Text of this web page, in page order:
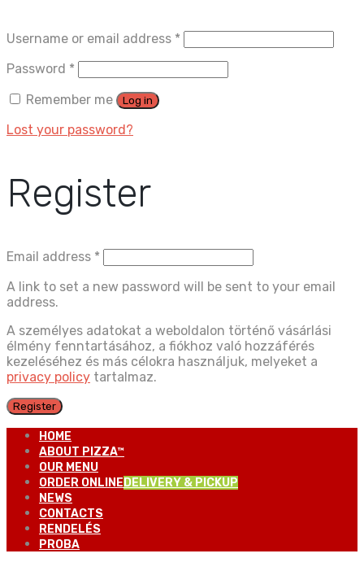
Username or email address *
Password *
Remember me
Log in
Lost your password?
Register
Email address *
A link to set a new password will be sent to your email
address.
A személyes adatokat a weboldalon történő vásárlási
élmény fenntartásához, a fiókhoz való hozzáférés
kezeléséhez és más célokra használjuk, melyeket a
privacy policy tartalmaz.
Register
HOME
ABOUT PIZZA™
OUR MENU
ORDER ONLINE DELIVERY & PICKUP
NEWS
CONTACTS
RENDELÉS
PROBA